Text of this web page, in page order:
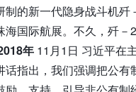
制的新一代隐身战斗机歼
海国际航展。不久，歼－
年 11月1日 习近平在
话指出，我们强调把公有